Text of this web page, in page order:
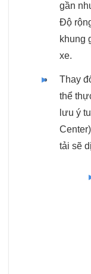
gần
Độ
khung
xe.
Thay
thể
lưu ý
tải sẽ